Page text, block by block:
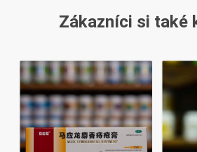
Zákazníci si také